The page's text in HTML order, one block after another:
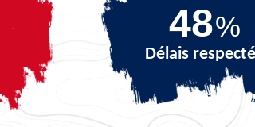
68%
Délais